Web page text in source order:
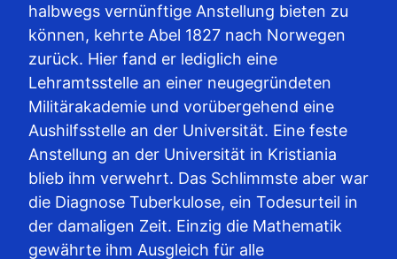
halbwegs vernünftige Anstellung bieten zu
können, kehrte Abel 1827 nach Norwegen
zurück. Hier fand er lediglich eine
Lehramtsstelle an einer neugegründeten
Militärakademie und vorübergehend eine
Aushilfsstelle an der Universität. Eine feste
Anstellung an der Universität in Kristiania
blieb ihm verwehrt. Das Schlimmste aber war
die Diagnose Tuberkulose, ein Todesurteil in
der damaligen Zeit. Einzig die Mathematik
gewährte ihm Ausgleich für alle